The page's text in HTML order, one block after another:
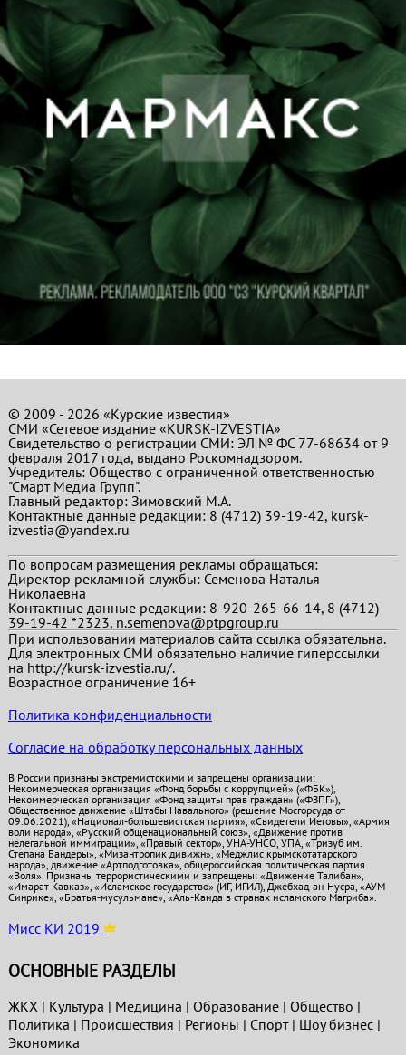
© 2009 - 2026 «Курские известия»
СМИ «Сетевое издание «KURSK-IZVESTIA»
Свидетельство о регистрации СМИ: ЭЛ № ФС 77-68634 от 9
февраля 2017 года, выдано Роскомнадзором.
Учредитель: Общество с ограниченной ответственностью
"Смарт Медиа Групп".
Главный редактор:Зимовский М.А.
Контактные данные редакции: 8 (4712) 39-19-42, kursk-
izvestia@yandex.ru
По вопросам размещения рекламы обращаться:
Директор рекламной службы: Семенова Наталья
Николаевна
Контактные данные редакции: 8-920-265-66-14, 8 (4712)
39-19-42 *2323, n.semenova@ptpgroup.ru
При использовании материалов сайта ссылка обязательна.
Для электронных СМИ обязательно наличие гиперссылки
на http://kursk-izvestia.ru/.
Возрастное ограничение 16+
Политика конфиденциальности
Согласие на обработку персональных данных
В России признаны экстремистскими и запрещены организации:
Некоммерческая организация «Фонд борьбы с коррупцией» («ФБК»),
Некоммерческая организация «Фонд защиты прав граждан» («ФЗПГ»),
Общественное движение «Штабы Навального» (решение Мосгорсуда от
09.06.2021), «Национал-большевистская партия», «Свидетели Иеговы», «Армия
воли народа», «Русский общенациональный союз», «Движение против
нелегальной иммиграции», «Правый сектор», УНА-УНСО, УПА, «Тризуб им.
Степана Бандеры», «Мизантропик дивижн», «Меджлис крымскотатарского
народа», движение «Артподготовка», общероссийская политическая партия
«Воля». Признаны террористическими и запрещены: «Движение Талибан»,
«Имарат Кавказ», «Исламское государство» (ИГ, ИГИЛ), Джебхад-ан-Нусра, «АУМ
Синрике», «Братья-мусульмане», «Аль-Каида в странах исламского Магриба».
Мисс КИ 2019
ОСНОВНЫЕ РАЗДЕЛЫ
ЖКХ | Культура | Медицина | Образование| Общество |
Политика | Проиcшествия | Регионы | Спорт| Шоу бизнес|
Экономика